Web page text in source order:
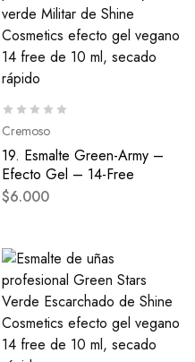
Cremoso
19. Esmalte Green-Army –
Efecto Gel – 14-Free
$6.000